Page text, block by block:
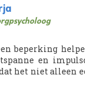
beperking
en
het niet alleen